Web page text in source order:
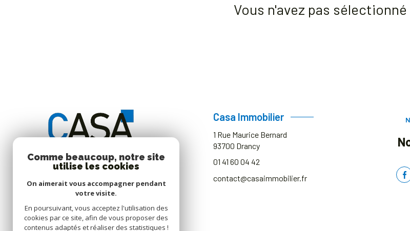
Vous n'avez pas sélectionné
Casa Immobilier
1 Rue Maurice Bernard
93700 Drancy
01 41 60 04 42
contact@casaimmobilier.fr
Comme beaucoup, notre site
utilise les cookies
On aimerait vous accompagner pendant
votre visite.
En poursuivant, vous acceptez l'utilisation des
cookies par ce site, afin de vous proposer des
contenus adaptés et réaliser des statistiques !